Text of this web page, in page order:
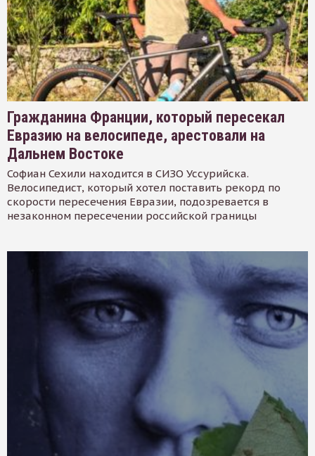
Гражданина Франции, который пересекал
Евразию на велосипеде, арестовали на
Дальнем Востоке
Софиан Сехили находится в СИЗО Уссурийска.
Велосипедист, который хотел поставить рекорд по
скорости пересечения Евразии, подозревается в
незаконном пересечении российской границы